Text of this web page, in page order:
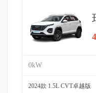
0kW
2024款 1.5L CVT卓越版